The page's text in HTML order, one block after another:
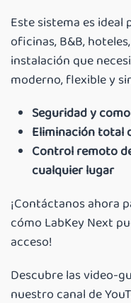
Este sistema es
oficinas, B&B,
instalación que
moderno, flexible y
Seguridad y
Eliminación total
Control remoto
cualquier lugar
¡Contáctanos ahora
cómo LabKey Next
acceso!
Descubre las video-
nuestro canal de